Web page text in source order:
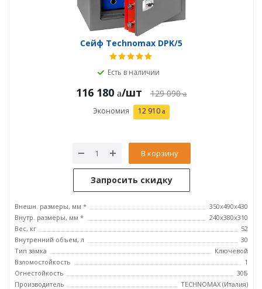
Сейф Technomax DPK/5
Есть в наличии
116 180 /шт 129 090
Экономия 12 910
В корзину
Запросить скидку
Внешн. размеры, мм *
350х490х430
Внутр. размеры, мм *
240х380х310
Вес, кг
52
Внутренний объем, л
30
Тип замка
Ключевой
Взломостойкость
1
Огнестойкость
30Б
Производитель
TECHNOMAX (Италия)